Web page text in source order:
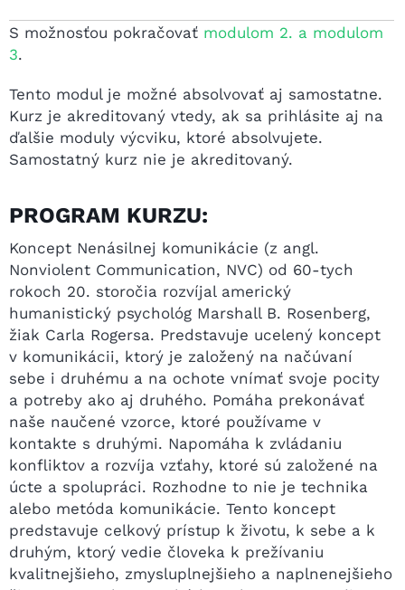
S možnosťou pokračovať modulom 2. a modulom
3.
Tento modul je možné absolvovať aj samostatne.
Kurz je akreditovaný vtedy, ak sa prihlásite aj na
ďalšie moduly výcviku, ktoré absolvujete.
Samostatný kurz nie je akreditovaný.
PROGRAM KURZU:
Koncept Nenásilnej komunikácie (z angl.
Nonviolent Communication, NVC) od 60-tych
rokoch 20. storočia rozvíjal americký
humanistický psychológ Marshall B. Rosenberg,
žiak Carla Rogersa. Predstavuje ucelený koncept
v komunikácii, ktorý je založený na načúvaní
sebe i druhému a na ochote vnímať svoje pocity
a potreby ako aj druhého. Pomáha prekonávať
naše naučené vzorce, ktoré používame v
kontakte s druhými. Napomáha k zvládaniu
konfliktov a rozvíja vzťahy, ktoré sú založené na
úcte a spolupráci. Rozhodne to nie je technika
alebo metóda komunikácie. Tento koncept
predstavuje celkový prístup k životu, k sebe a k
druhým, ktorý vedie človeka k prežívaniu
kvalitnejšieho, zmysluplnejšieho a naplnenejšieho